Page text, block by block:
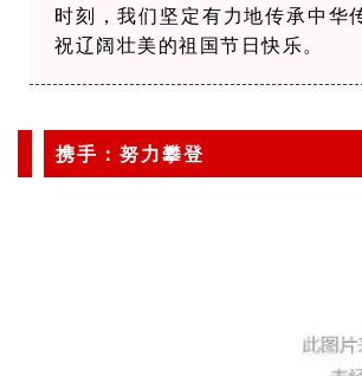
时刻，我们坚定有力地传承中华
祝辽阔壮美的祖国节日快乐。
携手：努力攀登